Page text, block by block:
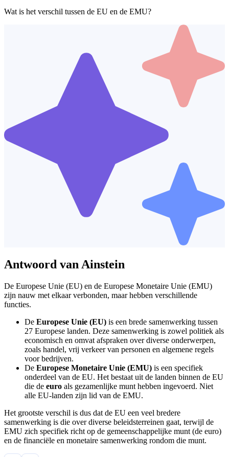
Wat is het verschil tussen de EU en de EMU?
Antwoord van Ainstein
De Europese Unie (EU) en de Europese Monetaire Unie (EMU)
zijn nauw met elkaar verbonden, maar hebben verschillende
functies.
De Europese Unie (EU) is een brede samenwerking tussen
27 Europese landen. Deze samenwerking is zowel politiek als
economisch en omvat afspraken over diverse onderwerpen,
zoals handel, vrij verkeer van personen en algemene regels
voor bedrijven.
De Europese Monetaire Unie (EMU) is een specifiek
onderdeel van de EU. Het bestaat uit de landen binnen de EU
die de euro als gezamenlijke munt hebben ingevoerd. Niet
alle EU-landen zijn lid van de EMU.
Het grootste verschil is dus dat de EU een veel bredere
samenwerking is die over diverse beleidsterreinen gaat, terwijl de
EMU zich specifiek richt op de gemeenschappelijke munt (de euro)
en de financiële en monetaire samenwerking rondom die munt.